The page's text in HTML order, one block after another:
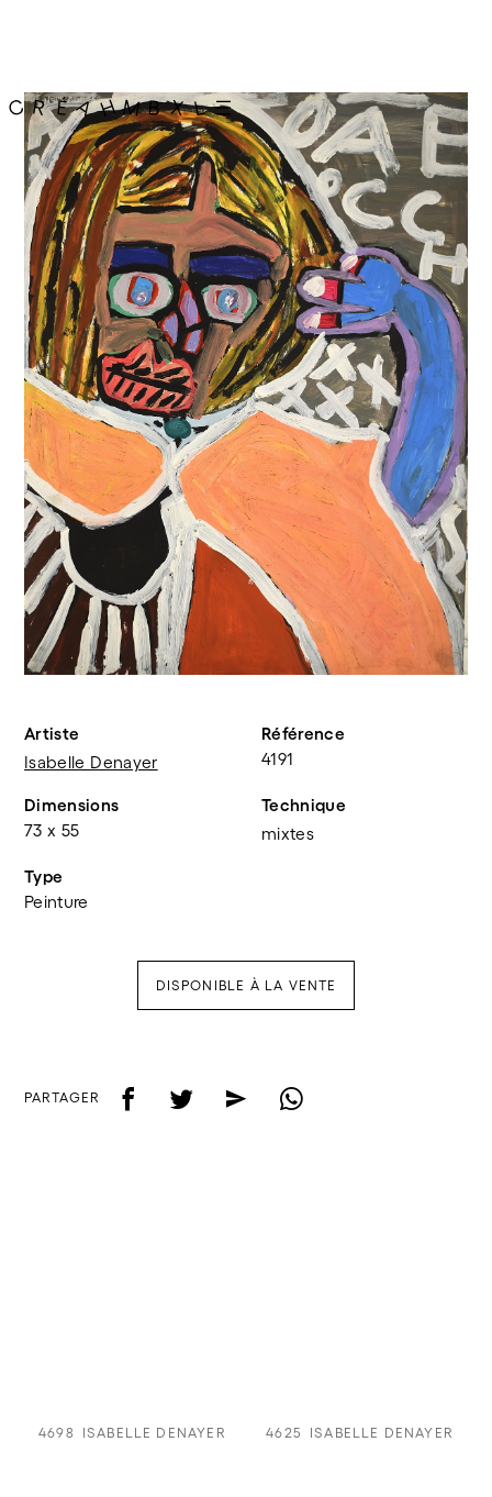
Artiste
Isabelle Denayer
Référence
4191
Dimensions
73 x 55
Technique
mixtes
Type
Peinture
DISPONIBLE À LA VENTE
PARTAGER f t e w
4698 ISABELLE DENAYER 4625 ISABELLE DENAYER